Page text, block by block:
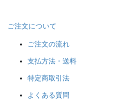
ご注文について
ご注文の流れ
支払方法・送料
特定商取引法
よくある質問